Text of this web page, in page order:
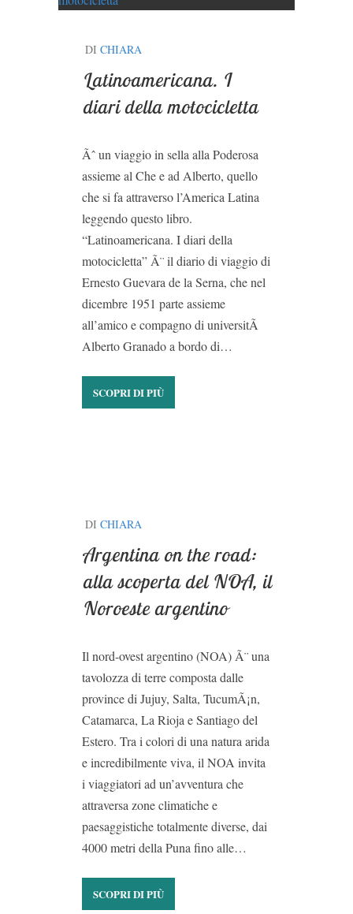
DI CHIARA
Latinoamericana. I
diari della motocicletta
Ãˆ un viaggio in sella alla Poderosa
assieme al Che e ad Alberto, quello
che si fa attraverso l’America Latina
leggendo questo libro.
“Latinoamericana. I diari della
motocicletta” Ã¨ il diario di viaggio di
Ernesto Guevara de la Serna, che nel
dicembre 1951 parte assieme
all’amico e compagno di universitÃ
Alberto Granado a bordo di…
SCOPRI DI PIÙ
DI CHIARA
Argentina on the road:
alla scoperta del NOA, il
Noroeste argentino
Il nord-ovest argentino (NOA) Ã¨ una
tavolozza di terre composta dalle
province di Jujuy, Salta, TucumÃ¡n,
Catamarca, La Rioja e Santiago del
Estero. Tra i colori di una natura arida
e incredibilmente viva, il NOA invita
i viaggiatori ad un’avventura che
attraversa zone climatiche e
paesaggistiche totalmente diverse, dai
4000 metri della Puna fino alle…
SCOPRI DI PIÙ